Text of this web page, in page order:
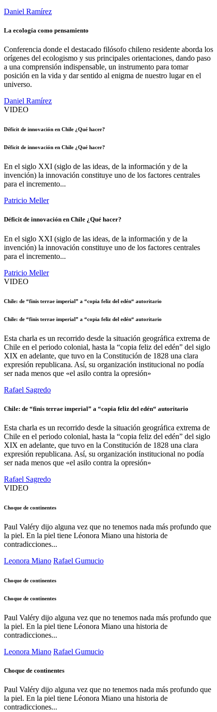
Daniel Ramírez
La ecología como pensamiento
Conferencia donde el destacado filósofo chileno residente aborda los
orígenes del ecologismo y sus principales orientaciones, dando paso
a una comprensión indispensable, un instrumento para tomar
posición en la vida y dar sentido al enigma de nuestro lugar en el
universo.
Daniel Ramírez
VIDEO
Déficit de innovación en Chile ¿Qué hacer?
Déficit de innovación en Chile ¿Qué hacer?
En el siglo XXI (siglo de las ideas, de la información y de la
invención) la innovación constituye uno de los factores centrales
para el incremento...
Patricio Meller
Déficit de innovación en Chile ¿Qué hacer?
En el siglo XXI (siglo de las ideas, de la información y de la
invención) la innovación constituye uno de los factores centrales
para el incremento...
Patricio Meller
VIDEO
Chile: de “finis terrae imperial” a “copia feliz del edén“ autoritario
Chile: de “finis terrae imperial” a “copia feliz del edén“ autoritario
Esta charla es un recorrido desde la situación geográfica extrema de
Chile en el periodo colonial, hasta la “copia feliz del edén” del siglo
XIX en adelante, que tuvo en la Constitución de 1828 una clara
expresión republicana. Así, su organización institucional no podía
ser nada menos que «el asilo contra la opresión»
Rafael Sagredo
Chile: de “finis terrae imperial” a “copia feliz del edén“ autoritario
Esta charla es un recorrido desde la situación geográfica extrema de
Chile en el periodo colonial, hasta la “copia feliz del edén” del siglo
XIX en adelante, que tuvo en la Constitución de 1828 una clara
expresión republicana. Así, su organización institucional no podía
ser nada menos que «el asilo contra la opresión»
Rafael Sagredo
VIDEO
Choque de continentes
Paul Valéry dijo alguna vez que no tenemos nada más profundo que
la piel. En la piel tiene Léonora Miano una historia de
contradicciones...
Leonora Miano Rafael Gumucio
Choque de continentes
Choque de continentes
Paul Valéry dijo alguna vez que no tenemos nada más profundo que
la piel. En la piel tiene Léonora Miano una historia de
contradicciones...
Leonora Miano Rafael Gumucio
Choque de continentes
Paul Valéry dijo alguna vez que no tenemos nada más profundo que
la piel. En la piel tiene Léonora Miano una historia de
contradicciones...